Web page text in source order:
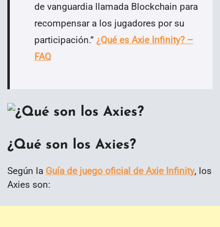
de vanguardia llamada Blockchain para
recompensar a los jugadores por su
participación.” ¿Qué es Axie Infinity? –
FAQ
¿Qué son los Axies?
Según la Guía de juego oficial de Axie Infinity, los
Axies son: